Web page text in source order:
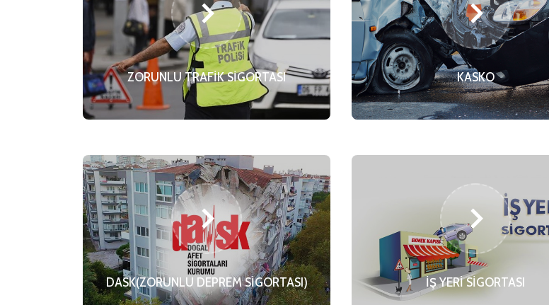
ZORUNLU TRAFİK SİGORTASI KASKO
DASK(ZORUNLU DEPREM SİGORTASI) İŞ YERİ SİGORTASI